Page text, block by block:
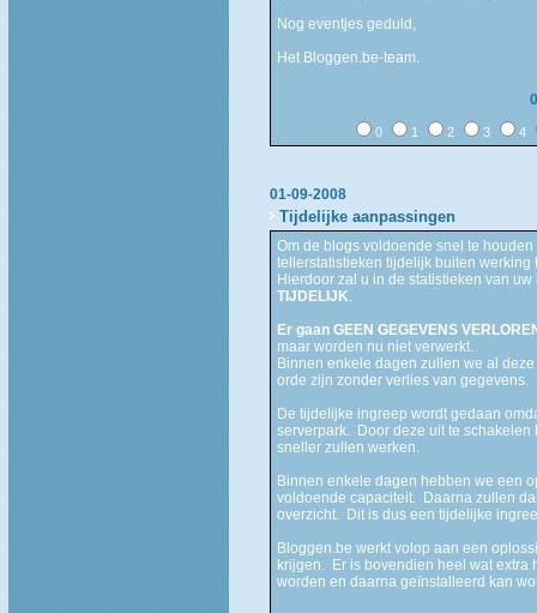
Nog eventjes geduld,
Het Bloggen.be-team.
0 1 2 3 4
01-09-2008
Tijdelijke aanpassingen
Om de blogs voldoende snel te
tellerstatistieken tijdelijk buiten werking
Hierdoor zal u in de statistieken van
TIJDELIJK
Er gaan GEEN GEGEVENS
maar worden nu niet verwerkt.
Binnen enkele dagen zullen we al
orde zijn zonder verlies van gegevens.
De tijdelijke ingreep wordt gedaan
serverpark. Door deze uit te
sneller zullen werken.
Binnen enkele dagen hebben we een
voldoende capaciteit. Daarna zullen
overzicht. Dit is dus een tijdelijke
Bloggen.be werkt volop aan een
krijgen. Er is bovendien heel wat extra
worden en daarna geïnstalleerd kan